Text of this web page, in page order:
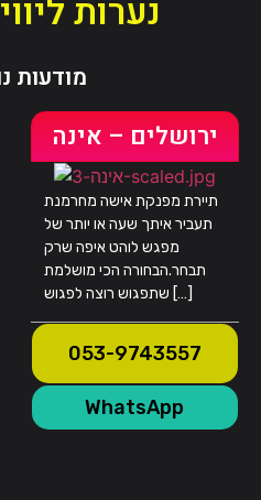
נערות
מודעות
ירושלים – אינה
תיירת מפנקת אישה מחרמנת
תעביר איתך שעה או יותר של
מפגש לוהט איפה שרק
תבחר.הבחורה הכי מושלמת
שתפגוש רוצה לפגוש […]
053-9743557
WhatsApp